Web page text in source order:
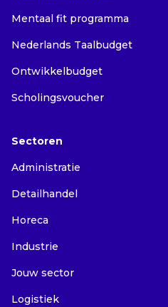
Mentaal fit programma
Nederlands Taalbudget
Ontwikkelbudget
Scholingsvoucher
Sectoren
Administratie
Detailhandel
Horeca
Industrie
Jouw sector
Logistiek